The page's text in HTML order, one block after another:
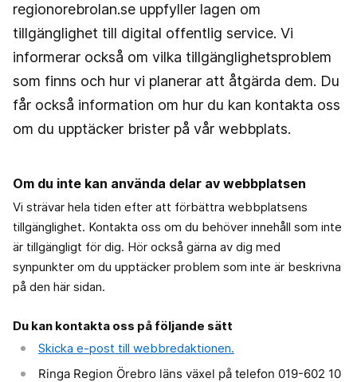
regionorebrolan.se uppfyller lagen om
tillgänglighet till digital offentlig service. Vi
informerar också om vilka tillgänglighetsproblem
som finns och hur vi planerar att åtgärda dem. Du
får också information om hur du kan kontakta oss
om du upptäcker brister på vår webbplats.
Om du inte kan använda delar av webbplatsen
Vi strävar hela tiden efter att förbättra webbplatsens
tillgänglighet. Kontakta oss om du behöver innehåll som inte
är tillgängligt för dig. Hör också gärna av dig med
synpunkter om du upptäcker problem som inte är beskrivna
på den här sidan.
Du kan kontakta oss på följande sätt
Skicka e-post till webbredaktionen.
Ringa Region Örebro läns växel på telefon 019-602 10